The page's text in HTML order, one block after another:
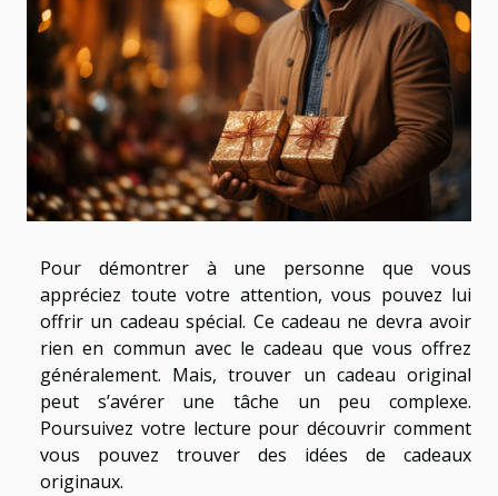
Pour démontrer à une personne que vous
appréciez toute votre attention, vous pouvez lui
offrir un cadeau spécial. Ce cadeau ne devra avoir
rien en commun avec le cadeau que vous offrez
généralement. Mais, trouver un cadeau original
peut s’avérer une tâche un peu complexe.
Poursuivez votre lecture pour découvrir comment
vous pouvez trouver des idées de cadeaux
originaux.